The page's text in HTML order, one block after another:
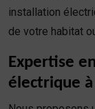
installation
de votre habitat
Expertise
électrique